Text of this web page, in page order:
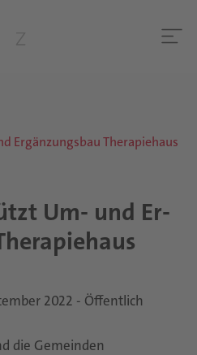
Ergänzungsbau Therapiehaus
Um- und Er­
2022 - Öffentlich
die Gemeinden